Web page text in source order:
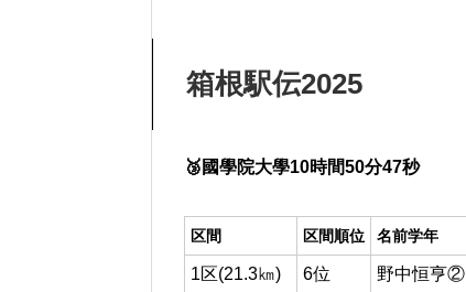
箱根駅伝2025
🥉國學院大學10時間50分47秒
区間 区間順位 名前学年
1区(21.3㎞) 6位 野中恒亨②